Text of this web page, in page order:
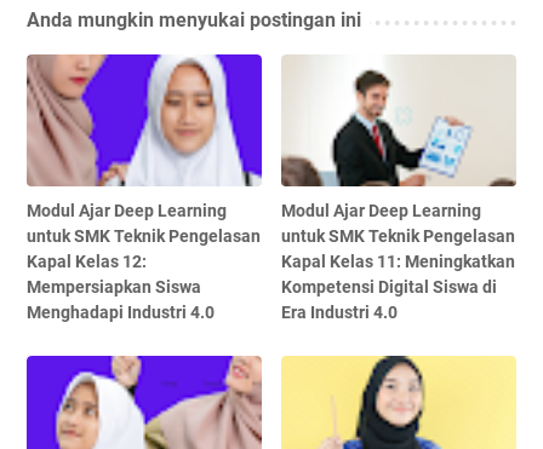
Anda mungkin menyukai postingan ini
Modul Ajar Deep Learning
untuk SMK Teknik Pengelasan
Kapal Kelas 12:
Mempersiapkan Siswa
Menghadapi Industri 4.0
Modul Ajar Deep Learning
untuk SMK Teknik Pengelasan
Kapal Kelas 11: Meningkatkan
Kompetensi Digital Siswa di
Era Industri 4.0